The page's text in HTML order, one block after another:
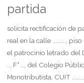
de
la
26.773
partida
solicita rectificación de
real en la calle ………..,
el patrocinio letrado del
.., F° …, del Colegio
Monotributista, CUIT